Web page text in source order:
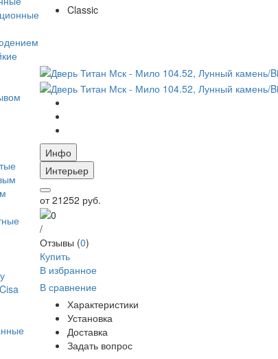
Classic
Инфо
Интерьер
от 21252 руб.
/
Отзывы (0)
Купить
В избранное
В сравнение
Характеристики
Установка
Доставка
Задать вопрос